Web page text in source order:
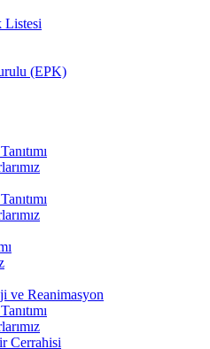
Listesi
(EPK)
ve Reanimasyon
Cerrahisi